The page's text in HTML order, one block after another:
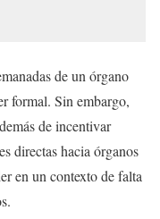
de un órgano
formal. Sin embargo,
de incentivar
directas hacia órganos
en un contexto de falta